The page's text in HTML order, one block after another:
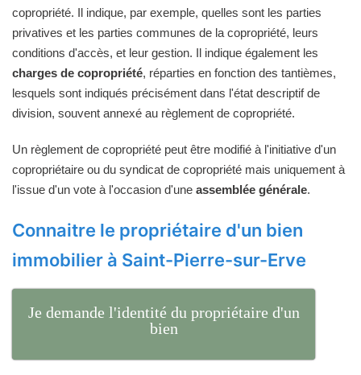
copropriété. Il indique, par exemple, quelles sont les parties
privatives et les parties communes de la copropriété, leurs
conditions d'accès, et leur gestion. Il indique également les
charges de copropriété, réparties en fonction des tantièmes,
lesquels sont indiqués précisément dans l'état descriptif de
division, souvent annexé au règlement de copropriété.
Un règlement de copropriété peut être modifié à l'initiative d'un
copropriétaire ou du syndicat de copropriété mais uniquement à
l'issue d'un vote à l'occasion d'une assemblée générale.
Connaitre le propriétaire d'un bien
immobilier à Saint-Pierre-sur-Erve
Je demande l'identité du propriétaire d'un
bien